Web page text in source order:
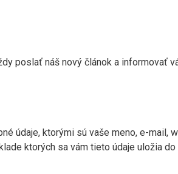
poslať náš nový článok a informovať
údaje, ktorými sú vaše meno, e-mail,
ktorých sa vám tieto údaje uložia